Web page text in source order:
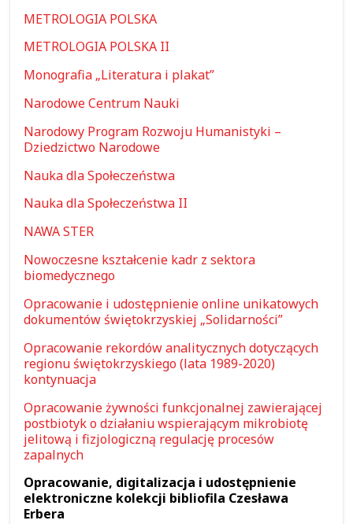
METROLOGIA POLSKA
METROLOGIA POLSKA II
Monografia „Literatura i plakat”
Narodowe Centrum Nauki
Narodowy Program Rozwoju Humanistyki –
Dziedzictwo Narodowe
Nauka dla Społeczeństwa
Nauka dla Społeczeństwa II
NAWA STER
Nowoczesne kształcenie kadr z sektora
biomedycznego
Opracowanie i udostępnienie online unikatowych
dokumentów świętokrzyskiej „Solidarności”
Opracowanie rekordów analitycznych dotyczących
regionu świętokrzyskiego (lata 1989-2020)
kontynuacja
Opracowanie żywności funkcjonalnej zawierającej
postbiotyk o działaniu wspierającym mikrobiotę
jelitową i fizjologiczną regulację procesów
zapalnych
Opracowanie, digitalizacja i udostępnienie
elektroniczne kolekcji bibliofila Czesława
Erbera